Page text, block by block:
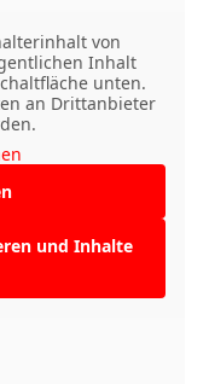
von
Inhalt
unten.
an Drittanbieter
und Inhalte